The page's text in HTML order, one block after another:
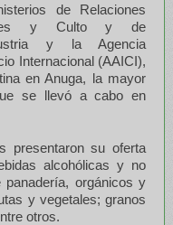
de Relaciones
y Culto y de
y la Agencia
Internacional (AAICI),
en Anuga, la mayor
se llevó a cabo en
presentaron su oferta
alcohólicas y no
panadería, orgánicos y
y vegetales; granos
otros.